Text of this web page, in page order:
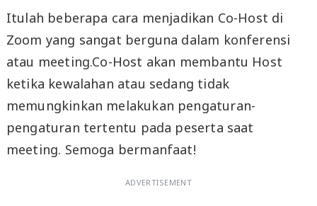
Itulah beberapa cara menjadikan Co-Host di
Zoom yang sangat berguna dalam konferensi
atau meeting.Co-Host akan membantu Host
ketika kewalahan atau sedang tidak
memungkinkan melakukan pengaturan-
pengaturan tertentu pada peserta saat
meeting. Semoga bermanfaat!
ADVERTISEMENT